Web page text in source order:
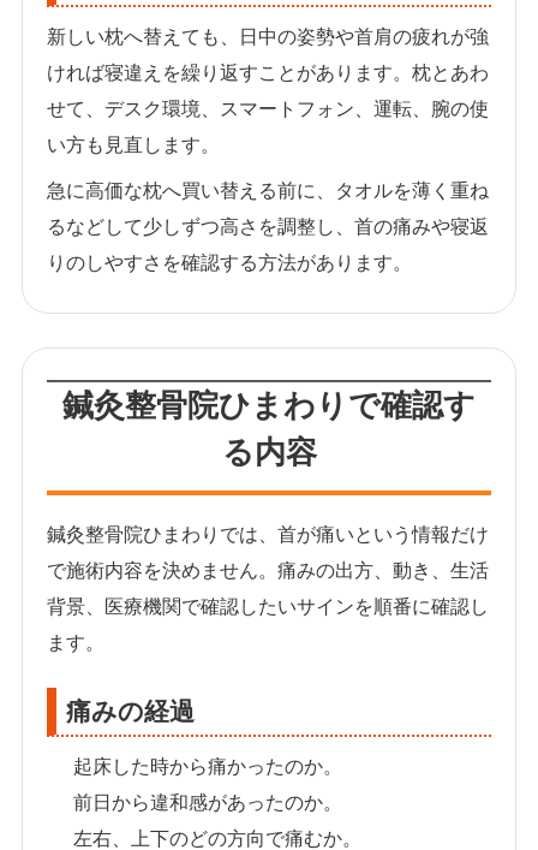
新しい枕へ替えても、日中の姿勢や首肩の疲れが強
ければ寝違えを繰り返すことがあります。枕とあわ
せて、デスク環境、スマートフォン、運転、腕の使
い方も見直します。
急に高価な枕へ買い替える前に、タオルを薄く重ね
るなどして少しずつ高さを調整し、首の痛みや寝返
りのしやすさを確認する方法があります。
鍼灸整骨院ひまわりで確認す
る内容
鍼灸整骨院ひまわりでは、首が痛いという情報だけ
で施術内容を決めません。痛みの出方、動き、生活
背景、医療機関で確認したいサインを順番に確認し
ます。
痛みの経過
起床した時から痛かったのか。
前日から違和感があったのか。
左右、上下のどの方向で痛むか。